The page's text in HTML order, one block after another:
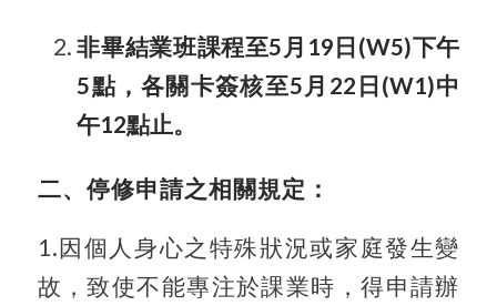
非畢結業班課程至5月19日(W5)下午
5點，各關卡簽核至5 月22日(W1)中
午12點止。
二、停修申請之相關規定：
1.因個人身心之特殊狀況或家庭發生變
故，致使不能專注於課業時，得申請辦